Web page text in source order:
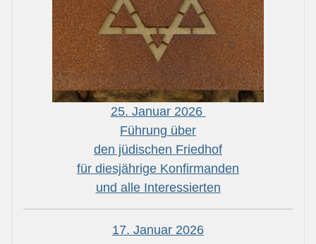
25. Januar 2026
Führung über
den jüdischen Friedhof
für diesjährige Konfirmanden
und alle Interessierten
17. Januar 2026